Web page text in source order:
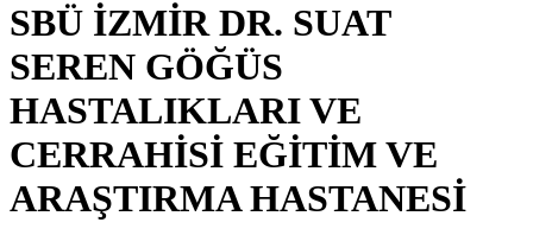
SBÜ İZMİR DR. SUAT
SEREN GÖĞÜS
HASTALIKLARI VE
CERRAHİSİ EĞİTİM VE
ARAŞTIRMA HASTANESİ